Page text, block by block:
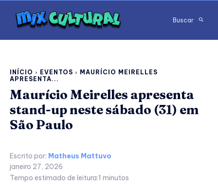
Buscar
INÍCIO EVENTOS
MAURÍCIO MEIRELLES
APRESENTA...
Maurício Meirelles apresenta
stand-up neste sábado (31) em
São Paulo
Escrito por: Matheus Mattuvo
janeiro 27, 2026
Tempo estimado de leitura:1 minutos